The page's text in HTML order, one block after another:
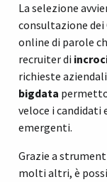
La selezione
consultazione dei
online di parole
recruiter di
richieste
bigdata
veloce i
emergenti.
Grazie a
molti altri, è